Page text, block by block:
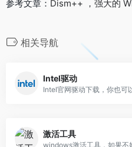
参考文章： Dism++ ，强大的
相关导航
Intel驱动
激活工具